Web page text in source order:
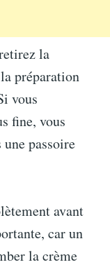
la
préparation
vous
fine, vous
passoire
avant
car un
la crème